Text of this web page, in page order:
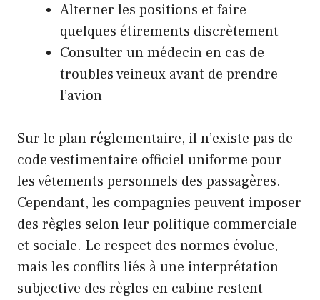
Alterner les positions et faire
quelques étirements discrètement
Consulter un médecin en cas de
troubles veineux avant de prendre
l’avion
Sur le plan réglementaire, il n’existe pas de
code vestimentaire officiel uniforme pour
les vêtements personnels des passagères.
Cependant, les compagnies peuvent imposer
des règles selon leur politique commerciale
et sociale. Le respect des normes évolue,
mais les conflits liés à une interprétation
subjective des règles en cabine restent